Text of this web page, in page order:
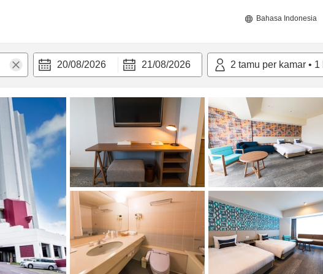
Bahasa Indonesia
20/08/2026 21/08/2026 2 tamu per kamar • 1